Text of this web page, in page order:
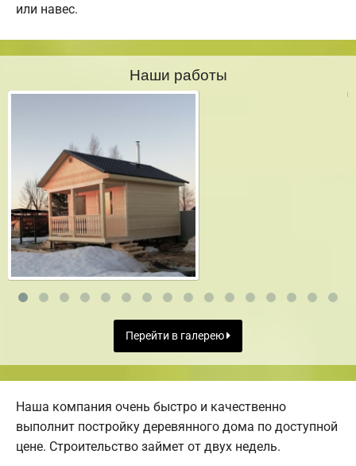
или навес.
Наши работы
Перейти в галерею
Наша компания очень быстро и качественно
выполнит постройку деревянного дома по доступной
цене. Строительство займет от двух недель.